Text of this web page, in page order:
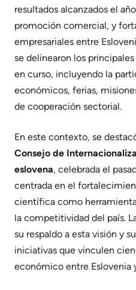
resultados alcanzados el
promoción comercial, y
empresariales entre
se delinearon los
en curso, incluyendo la
económicos, ferias,
de cooperación sectorial.
En este contexto, se
Consejo de
eslovena, celebrada el
centrada en el
científica como
la competitividad del país.
su respaldo a esta visión y
iniciativas que vinculen
económico entre Eslovenia